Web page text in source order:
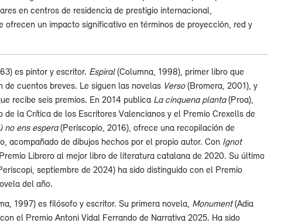
en centros de residencia de prestigio internacional,
ofrecen un impacto significativo en términos de proyección, red y
es pintor y escritor. Espiral(Columna, 1998), primer libro que
de cuentos breves. Le siguen las novelas Verso(Bromera, 2001), y
recibe seis premios. En 2014 publica La cinquena planta(Proa),
de la Crítica de los Escritores Valencianos y el Premio Crexells de
no ens espera(Periscopio, 2016), ofrece una recopilación de
acompañado de dibujos hechos por el propio autor. Con Ignot
Librero al mejor libro de literatura catalana de 2020. Su último
septiembre de 2024) ha sido distinguido con el Premio
del año.
1997) es filósofo y escritor. Su primera novela, Monument(Adia
el Premio Antoni Vidal Ferrando de Narrativa 2025. Ha sido